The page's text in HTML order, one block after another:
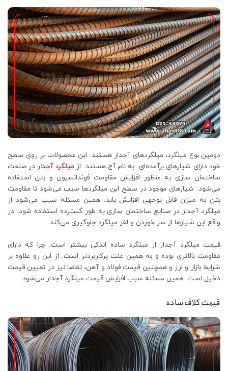
دومین نوع میلگرد، میلگردهای آجدار هستند. این محصولات بر روی سطح
خود دارای شیارهای برآمده‌ای به نام آج هستند. ازمیلگرد آجدار در صنعت
ساختمان سازی به منظور افزایش مقاومت فوندانسیون و بتن استفاده
می‌شود. شیارهای موجود در سطح این میلگردها سبب می‌شود تا مقاومت
بتن به میزان قابل توجهی افزایش یابد. همین مسئله سبب می‌شود از
میلگرد آجدار در صنایع ساختمان سازی به طور گسترده استفاده شود. در
واقع این شیارها از سر خوردن و لغز میلگرد جلوگیری می‌کند.
قیمت میلگرد آجدار از میلگرد ساده اندکی بیشتر است. چرا که دارای
مقاومت بالاتری بوده و به همین علت پرکاربردتر است. از این رو علاوه بر
شرایط بازار و ارز و همچنین قیمت فولاد و آهن، تقاضا نیز در تعیین قیمت
دخیل است. همین مسئله سبب افزایش قیمت میلگرد آجدار می‌شود.
قیمت کلاف ساده